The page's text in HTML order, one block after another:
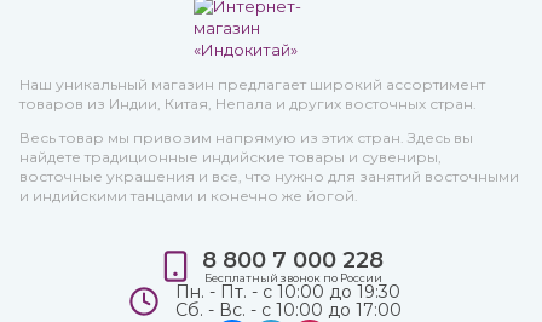
Наш уникальный магазин предлагает широкий ассортимент
товаров из Индии, Китая, Непала и других восточных стран.
Весь товар мы привозим напрямую из этих стран. Здесь вы
найдете традиционные индийские товары и сувениры,
восточные украшения и все, что нужно для занятий восточными
и индийскими танцами и конечно же йогой.
8 800 7 000 228
Бесплатный звонок по России
Пн. - Пт. - с 10:00 до 19:30
Сб. - Вс. - с 10:00 до 17:00